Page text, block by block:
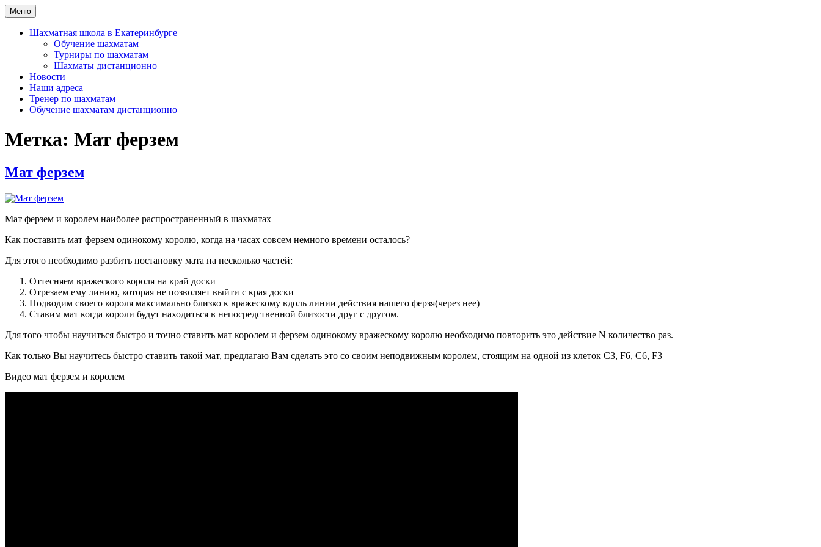
Перейти
к
содержимому
Шахматная школа Шахматное искусство
Шахматная школа в Москве, Санкт-Петербурге, Сочи и Екатеринбурге
Меню
Шахматная школа в Екатеринбурге
Обучение шахматам
Турниры по шахматам
Шахматы дистанционно
Новости
Наши адреса
Тренер по шахматам
Обучение шахматам дистанционно
Метка: Мат ферзем
Мат ферзем
Мат ферзем и королем наиболее распространенный в шахматах
Как поставить мат ферзем одинокому королю, когда на часах совсем немного времени осталось?
Для этого необходимо разбить постановку мата на несколько частей:
Оттесняем вражеского короля на край доски
Отрезаем ему линию, которая не позволяет выйти с края доски
Подводим своего короля максимально близко к вражескому вдоль линии действия нашего ферзя(через нее)
Ставим мат когда короли будут находиться в непосредственной близости друг с другом.
Для того чтобы научиться быстро и точно ставить мат королем и ферзем одинокому вражескому королю необходимо повторить это действие N количество раз.
Как только Вы научитесь быстро ставить такой мат, предлагаю Вам сделать это со своим неподвижным королем, стоящим на одной из клеток С3, F6, С6, F3
Видео мат ферзем и королем